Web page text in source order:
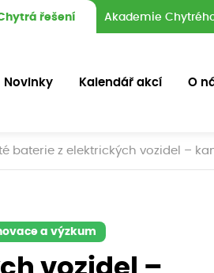
řešení Akademie
Novinky Kalendář akcí O
baterie z elektrických vozidel –
a výzkum